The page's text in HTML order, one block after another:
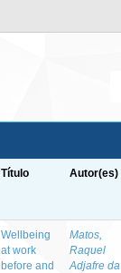
Título Autor(es)
Wellbeing
at work
before and
Matos,
Raquel
Adjafre da